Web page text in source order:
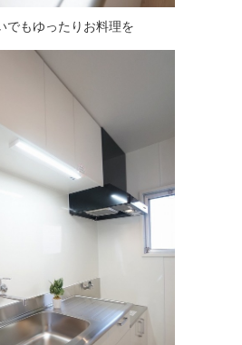
でもゆったりお料理を